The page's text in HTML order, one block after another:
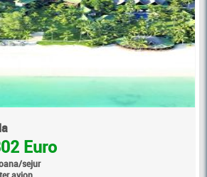
Euro
sejur
avion